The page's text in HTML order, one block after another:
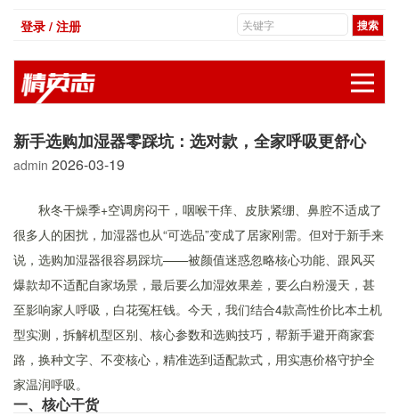
登录 / 注册
新手选购加湿器零踩坑：选对款，全家呼吸更舒心
admin 2026-03-19
秋冬干燥季+空调房闷干，咽喉干痒、皮肤紧绷、鼻腔不适成了
很多人的困扰，加湿器也从“可选品”变成了居家刚需。但对于新手来
说，选购加湿器很容易踩坑——被颜值迷惑忽略核心功能、跟风买
爆款却不适配自家场景，最后要么加湿效果差，要么白粉漫天，甚
至影响家人呼吸，白花冤枉钱。今天，我们结合4款高性价比本土机
型实测，拆解机型区别、核心参数和选购技巧，帮新手避开商家套
路，换种文字、不变核心，精准选到适配款式，用实惠价格守护全
家温润呼吸。
一、核心干货